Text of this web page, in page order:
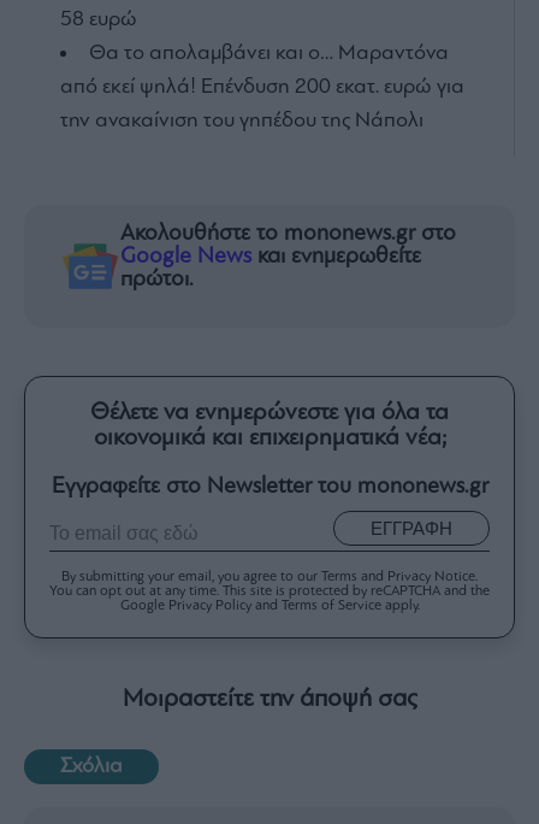
58 ευρώ
Θα το απολαμβάνει και ο… Μαραντόνα
από εκεί ψηλά! Επένδυση 200 εκατ. ευρώ για
την ανακαίνιση του γηπέδου της Νάπολι
Ακολουθήστε το mononews.gr στο
Google News και ενημερωθείτε
πρώτοι.
Θέλετε να ενημερώνεστε για όλα τα
οικονομικά και επιχειρηματικά νέα;
Εγγραφείτε στο Newsletter του mononews.gr
ΕΓΓΡΑΦΗ
By submitting your email, you agree to our Terms and Privacy Notice.
You can opt out at any time. This site is protected by reCAPTCHA and the
Google Privacy Policy and Terms of Service apply.
Μοιραστείτε την άποψή σας
Σχόλια